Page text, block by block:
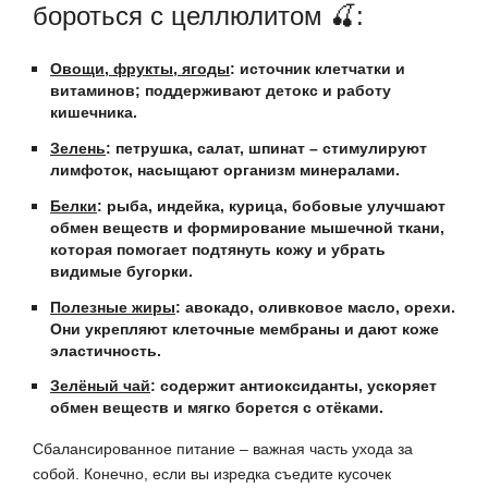
бороться с целлюлитом 🍒:
Овощи, фрукты, ягоды: источник клетчатки и
витаминов; поддерживают детокс и работу
кишечника.
Зелень: петрушка, салат, шпинат – стимулируют
лимфоток, насыщают организм минералами.
Белки: рыба, индейка, курица, бобовые улучшают
обмен веществ и формирование мышечной ткани,
которая помогает подтянуть кожу и убрать
видимые бугорки.
Полезные жиры: авокадо, оливковое масло, орехи.
Они укрепляют клеточные мембраны и дают коже
эластичность.
Зелёный чай: содержит антиоксиданты, ускоряет
обмен веществ и мягко борется с отёками.
Сбалансированное питание – важная часть ухода за
собой. Конечно, если вы изредка съедите кусочек